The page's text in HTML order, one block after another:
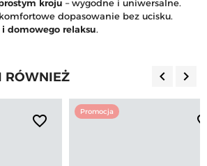
kroju – wygodne i uniwersalne.
dopasowanie bez ucisku.
domowego relaksu.
RÓWNIEŻ keyboard_arrow_left keyboard_arrow_right
favorite_border
Promocja